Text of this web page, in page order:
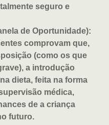
seguro e
de Oportunidade):
comprovam que,
(como os que
a introdução
dieta, feita na forma
médica,
de a criança
futuro.